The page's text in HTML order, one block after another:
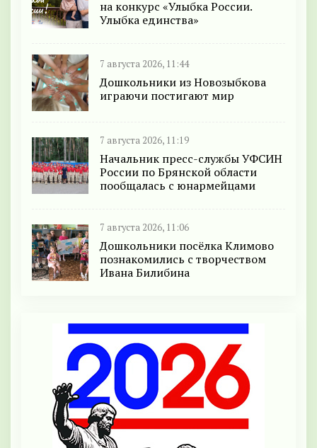
на конкурс «Улыбка России.
Улыбка единства»
7 августа 2026, 11:44
Дошкольники из Новозыбкова
играючи постигают мир
7 августа 2026, 11:19
Начальник пресс-службы УФСИН
России по Брянской области
пообщалась с юнармейцами
7 августа 2026, 11:06
Дошкольники посёлка Климово
познакомились с творчеством
Ивана Билибина